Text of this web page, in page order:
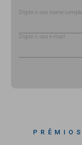
Digite o seu nome
Digite o seu e-mail